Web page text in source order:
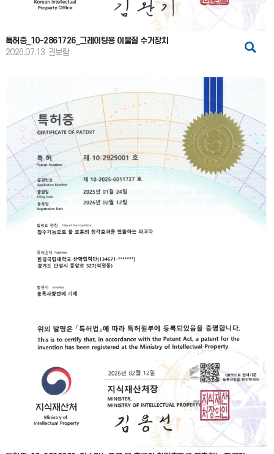
특허증_10-2861726_그레이팅용 이물질 수거장치
2026.07.13 권보람